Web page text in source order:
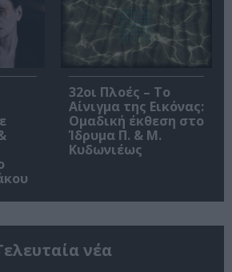
32οι Πλοές – Το
Αίνιγμα της Εικόνας:
Ομαδική έκθεση στο
Ίδρυμα Π. & Μ.
Κυδωνιέως
νέα